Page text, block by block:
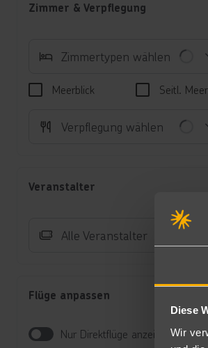
Diese
Wir
Zimmer & Verpflegung
Zimmertypen wählen
Meerblick Seitl.
Verpflegung wählen
Veranstalter
Alle Veranstalter
Flüge anpassen
Nur Direktflüge anzeigen